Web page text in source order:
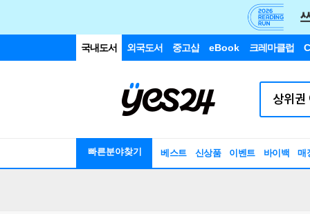
국내도서 외국도서 중고샵 eBook 크레마클럽
빠른분야찾기 베스트 신상품 이벤트 바이백 매